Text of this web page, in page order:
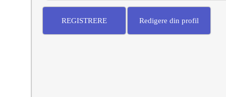
REGISTRERE Redigere din profil